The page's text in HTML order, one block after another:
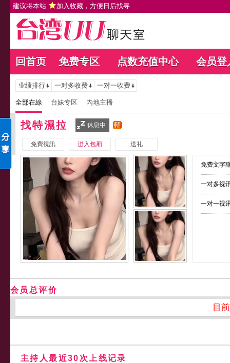
建议将本站 加入收藏 ，方便日后找寻
回首页 免费专区 点数充值中心 会员登
业绩排行 一对多收费 一对一收费
全部在線 台妹专区 內地主播
找特濕拉 休息中
免費視訊 进入包厢 送礼
免费文字
一对多视
一对一视
会员总评价
目
主持人最近30次上线记录